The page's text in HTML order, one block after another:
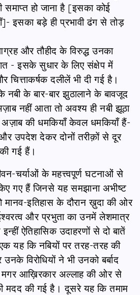
हो जाना है [इसका कोई
इसका बड़े ही प्रभावी ढंग से तोड़
और तौहीद के विरुद्ध उनका
- इसके सुधार के लिए संक्षेप में
चित्ताकर्षक दलीलें भी दी गई है।
नबी के बार-बार झुठालाने के बावजूद
नहीं आता तो अवश्य ही नबी झूठा
की धमकियाँ केवल धमकियाँ हैं-
उपदेश देकर दोनों तरीक़ों से दूर
गई हैं।
चर्याओं के महत्त्वपूर्ण घटनाओं से
गए हैं जिनसे यह समझाना अभीष्ट
मानव-इतिहास के दौरान ख़ुदा की ओर
और प्रभुता का उनमें लेशमात्र
ऐतिहासिक उदाहरणों से दो बातें
यह कि नबियों पर तरह-तरह की
विरोधियों ने भी उनको बर्बाद
आख़िरकार अल्लाह की ओर से
की गई है। दूसरे यह कि तमाम